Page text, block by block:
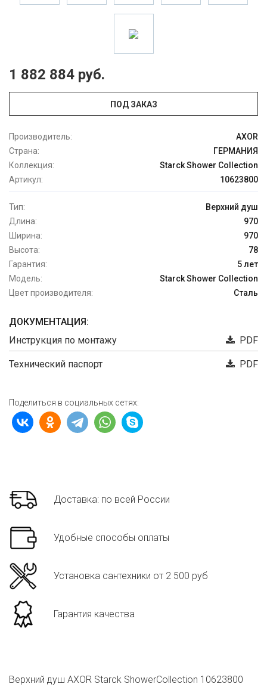
1 882 884 руб.
ПОД ЗАКАЗ
Производитель:
AXOR
Страна:
ГЕРМАНИЯ
Коллекция:
Starck Shower Collection
Артикул:
10623800
Тип:
Верхний душ
Длина:
970
Ширина:
970
Высота:
78
Гарантия:
5 лет
Модель:
Starck Shower Collection
Цвет производителя:
Сталь
ДОКУМЕНТАЦИЯ:
Инструкция по монтажу
PDF
Технический паспорт PDF
Поделиться в социальных сетях:
Доставка: по всей России
Удобные способы оплаты
Установка сантехники от 2 500 руб
Гарантия качества
Верхний душ AXOR Starck ShowerCollection 10623800